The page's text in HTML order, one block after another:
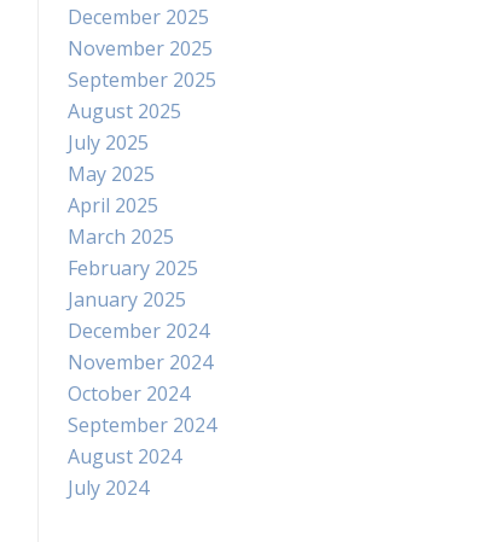
December 2025
November 2025
September 2025
August 2025
July 2025
May 2025
April 2025
March 2025
February 2025
January 2025
December 2024
November 2024
October 2024
September 2024
August 2024
July 2024